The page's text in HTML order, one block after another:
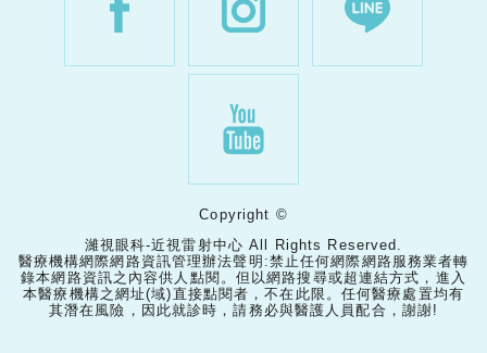
Copyright ©
濰視眼科-近視雷射中心 All Rights Reserved.
醫療機構網際網路資訊管理辦法聲明:禁止任何網際網路服務業者轉
錄本網路資訊之內容供人點閱。但以網路搜尋或超連結方式，進入
本醫療機構之網址(域)直接點閱者，不在此限。任何醫療處置均有
其潛在風險，因此就診時，請務必與醫護人員配合，謝謝!